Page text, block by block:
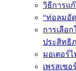
วิธีการแก้
“ท่อลมอั
การเลือ
ประสิทธิ
มอเตอร์
เพรสเชอ